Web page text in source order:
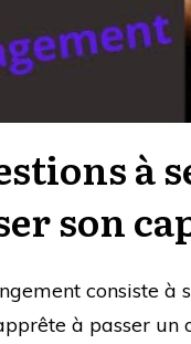
à
son
consiste à
à passer